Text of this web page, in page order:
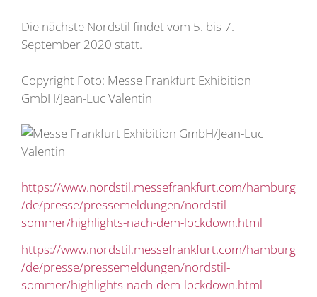
Die nächste Nordstil findet vom 5. bis 7.
September 2020 statt.
Copyright Foto: Messe Frankfurt Exhibition
GmbH/Jean-Luc Valentin
https://www.nordstil.messefrankfurt.com/hamburg
/de/presse/pressemeldungen/nordstil-
sommer/highlights-nach-dem-lockdown.html
https://www.nordstil.messefrankfurt.com/hamburg
/de/presse/pressemeldungen/nordstil-
sommer/highlights-nach-dem-lockdown.html